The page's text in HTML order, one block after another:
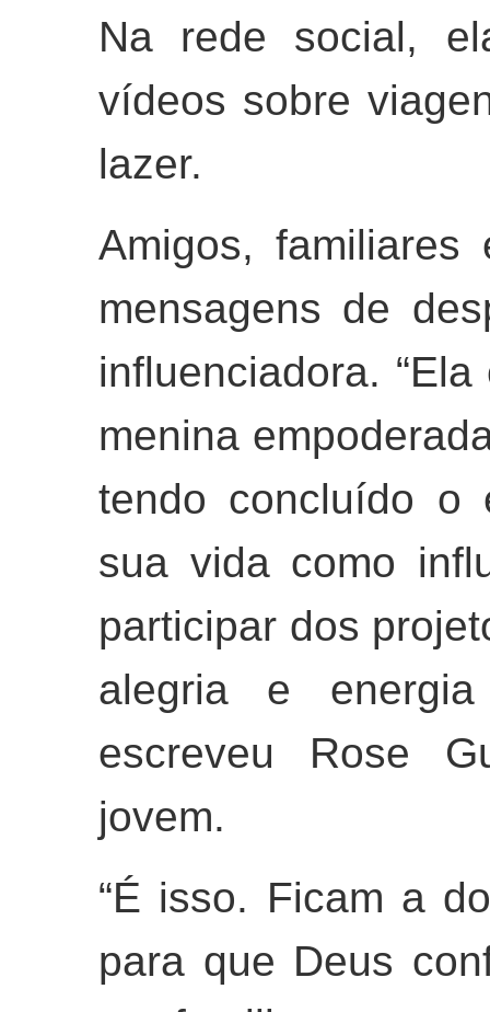
Na rede social,
vídeos sobre
lazer.
Amigos, familiares
mensagens de
influenciadora.
menina
tendo concluído o
sua vida como
participar dos
alegria e
escreveu Rose
jovem.
“É isso. Ficam a
para que Deus